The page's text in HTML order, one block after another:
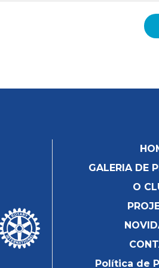
GALERIA DE
O
Política de